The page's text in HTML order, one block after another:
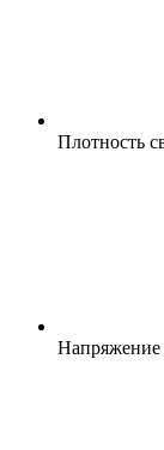
Плотность
Напряжение